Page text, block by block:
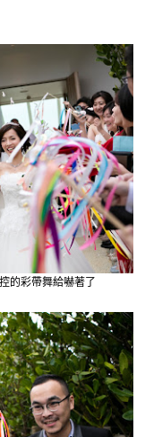
的彩帶舞給嚇著了